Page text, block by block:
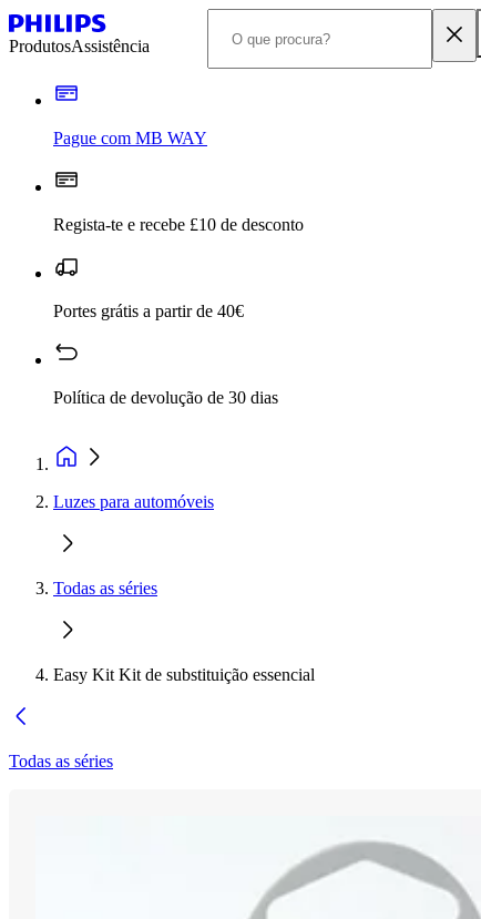
ProdutosAssistência
Pague com MB WAY
Regista-te e recebe £10 de desconto
Portes grátis a partir de 40€
Política de devolução de 30 dias
Luzes para automóveis
Todas as séries
Easy Kit Kit de substituição essencial
Todas as séries